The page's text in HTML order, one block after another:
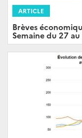
ARTICLE
Brèves
Semaine du 27